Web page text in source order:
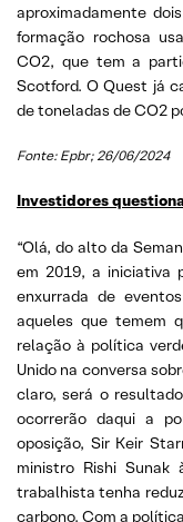
aproximadamente
formação rochosa
CO2, que tem a
Scotford. O Quest já
de toneladas de CO2
Fonte: Epbr; 26/06/2024
Investidores
“Olá, do alto da
em 2019, a iniciativa
enxurrada de
aqueles que temem
relação à política
Unido na conversa
claro, será o
ocorrerão daqui a
oposição, Sir Keir
ministro Rishi
trabalhista tenha
carbono. Com a